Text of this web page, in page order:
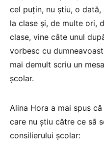
cel puțin, nu știu, o
la clase și, de multe ori,
clase, vine câte unul
vorbesc cu
mai demult scriu un
școlar.
Alina Hora a mai spus
care nu știu către ce să
consilierului școlar: